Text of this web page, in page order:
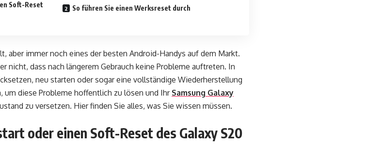
Soft-Reset
So führen Sie einen Werksreset durch
aber immer noch eines der besten Android-Handys auf dem Markt.
nicht, dass nach längerem Gebrauch keine Probleme auftreten. In
neu starten oder sogar eine vollständige Wiederherstellung
um diese Probleme hoffentlich zu lösen und IhrSamsung Galaxy
zu versetzen. Hier finden Sie alles, was Sie wissen müssen.
oder einen Soft-Reset des Galaxy S20